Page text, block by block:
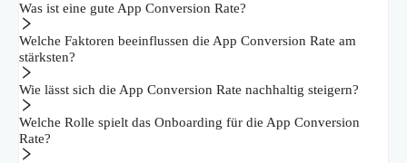
Was ist eine gute App Conversion Rate?
Welche Faktoren beeinflussen die App Conversion Rate am
stärksten?
Wie lässt sich die App Conversion Rate nachhaltig steigern?
Welche Rolle spielt das Onboarding für die App Conversion
Rate?